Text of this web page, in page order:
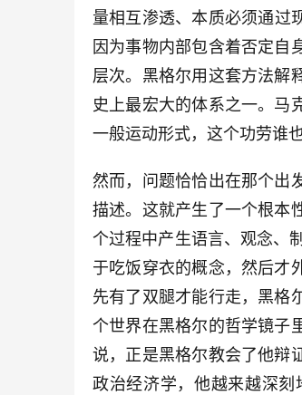
量相互渗透、本质必须通
因为事物内部包含着否定自
层次。黑格尔用这套方法解
史上最宏大的体系之一。马
一般运动形式，这个功劳谁
然而，问题恰恰出在那个出
描述。这就产生了一个根本
个过程中产生语言、观念、
于吃饭穿衣的概念，然后才
先有了双腿才能行走，黑格
个世界在黑格尔的哲学镜子
说，正是黑格尔教会了他辩
政治经济学，他越来越深